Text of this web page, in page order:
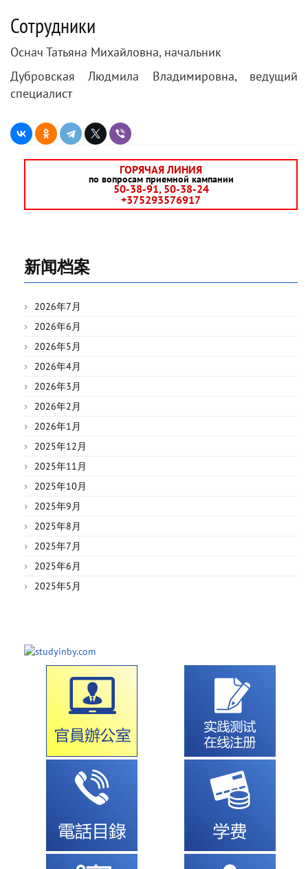
Сотрудники
Оснач Татьяна Михайловна, начальник
Дубровская Людмила Владимировна, ведущий
специалист
ГОРЯЧАЯ ЛИНИЯ
по вопросам приемной кампании
50-38-91, 50-38-24
+375293576917
新闻档案
2026年7月
2026年6月
2026年5月
2026年4月
2026年3月
2026年2月
2026年1月
2025年12月
2025年11月
2025年10月
2025年9月
2025年8月
2025年7月
2025年6月
2025年5月